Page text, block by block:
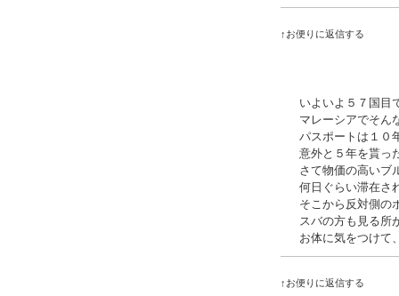
↑お便りに返信する
いよいよ５７国目
マレーシアでそん
パスポートは１０
意外と５年を貰っ
さて物価の高いブ
何日ぐらい滞在さ
そこから反対側の
スバの方も見る所
お体に気をつけて
↑お便りに返信する